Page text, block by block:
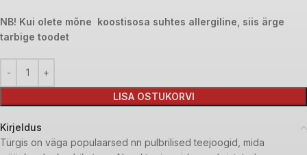
NB! Kui olete mõne koostisosa suhtes allergiline, siis ärge
tarbige toodet
LISA OSTUKORVI
Kirjeldus
Türgis on väga populaarsed nn pulbrilised teejoogid, mida